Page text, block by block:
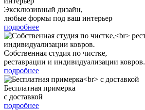
Эксклюзивный дизайн,
любые формы под ваш интерьер
подробнее
Собственная студия по чистке,
реставрации и индивидуализации ковров.
подробнее
Бесплатная примерка
с доставкой
подробнее